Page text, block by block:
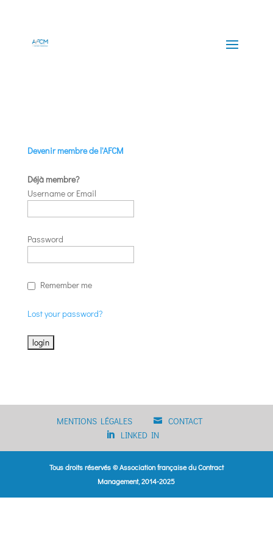
Devenir membre de l'AFCM
Déjà membre?
Username or Email
Password
Remember me
Lost your password?
MENTIONS LÉGALES
CONTACT
LINKED IN
Tous droits réservés © Association française du Contract
Management, 2014-2025